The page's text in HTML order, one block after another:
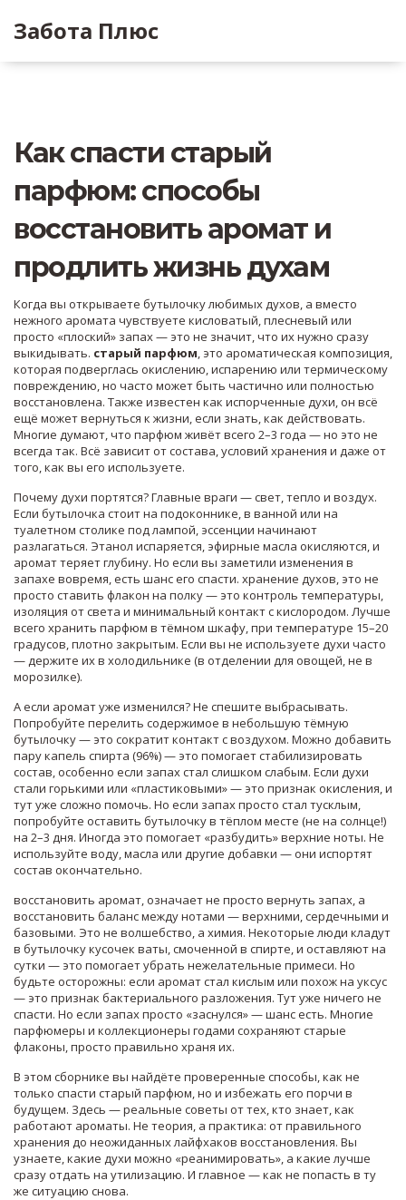
Забота Плюс
Как спасти старый
парфюм: способы
восстановить аромат и
продлить жизнь духам
Когда вы открываете бутылочку любимых духов, а вместо
нежного аромата чувствуете кисловатый, плесневый или
просто «плоский» запах — это не значит, что их нужно сразу
выкидывать. старый парфюм, это ароматическая композиция,
которая подверглась окислению, испарению или термическому
повреждению, но часто может быть частично или полностью
восстановлена. Также известен как испорченные духи, он всё
ещё может вернуться к жизни, если знать, как действовать.
Многие думают, что парфюм живёт всего 2–3 года — но это не
всегда так. Всё зависит от состава, условий хранения и даже от
того, как вы его используете.
Почему духи портятся? Главные враги — свет, тепло и воздух.
Если бутылочка стоит на подоконнике, в ванной или на
туалетном столике под лампой, эссенции начинают
разлагаться. Этанол испаряется, эфирные масла окисляются, и
аромат теряет глубину. Но если вы заметили изменения в
запахе вовремя, есть шанс его спасти. хранение духов, это не
просто ставить флакон на полку — это контроль температуры,
изоляция от света и минимальный контакт с кислородом. Лучше
всего хранить парфюм в тёмном шкафу, при температуре 15–20
градусов, плотно закрытым. Если вы не используете духи часто
— держите их в холодильнике (в отделении для овощей, не в
морозилке).
А если аромат уже изменился? Не спешите выбрасывать.
Попробуйте перелить содержимое в небольшую тёмную
бутылочку — это сократит контакт с воздухом. Можно добавить
пару капель спирта (96%) — это помогает стабилизировать
состав, особенно если запах стал слишком слабым. Если духи
стали горькими или «пластиковыми» — это признак окисления, и
тут уже сложно помочь. Но если запах просто стал тусклым,
попробуйте оставить бутылочку в тёплом месте (не на солнце!)
на 2–3 дня. Иногда это помогает «разбудить» верхние ноты. Не
используйте воду, масла или другие добавки — они испортят
состав окончательно.
восстановить аромат, означает не просто вернуть запах, а
восстановить баланс между нотами — верхними, сердечными и
базовыми. Это не волшебство, а химия. Некоторые люди кладут
в бутылочку кусочек ваты, смоченной в спирте, и оставляют на
сутки — это помогает убрать нежелательные примеси. Но
будьте осторожны: если аромат стал кислым или похож на уксус
— это признак бактериального разложения. Тут уже ничего не
спасти. Но если запах просто «заснулся» — шанс есть. Многие
парфюмеры и коллекционеры годами сохраняют старые
флаконы, просто правильно храня их.
В этом сборнике вы найдёте проверенные способы, как не
только спасти старый парфюм, но и избежать его порчи в
будущем. Здесь — реальные советы от тех, кто знает, как
работают ароматы. Не теория, а практика: от правильного
хранения до неожиданных лайфхаков восстановления. Вы
узнаете, какие духи можно «реанимировать», а какие лучше
сразу отдать на утилизацию. И главное — как не попасть в ту
же ситуацию снова.